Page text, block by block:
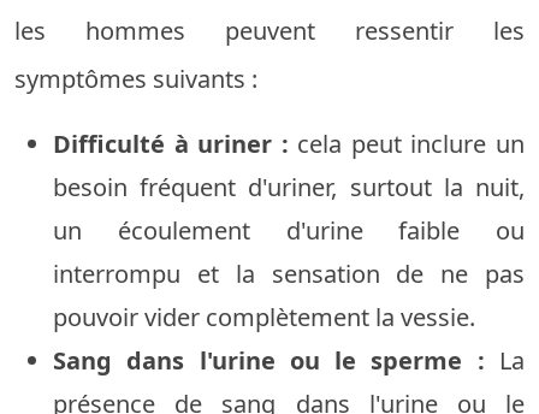
les hommes peuvent ressentir les
symptômes suivants :
Difficulté à uriner : cela peut inclure un
besoin fréquent d'uriner, surtout la nuit,
un écoulement d'urine faible ou
interrompu et la sensation de ne pas
pouvoir vider complètement la vessie.
Sang dans l'urine ou le sperme : La
présence de sang dans l'urine ou le